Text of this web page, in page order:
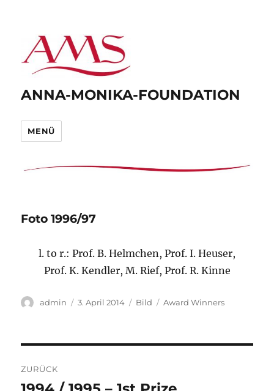
ANNA-MONIKA-FOUNDATION
MENÜ
Foto 1996/97
l. to r.: Prof. B. Helmchen, Prof. I. Heuser,
Prof. K. Kendler, M. Rief, Prof. R. Kinne
Autor
admin
Veröffentlicht
3. April 2014 Format
Bild Kategorien
Award Winners
ZURÜCK
Vorheriger